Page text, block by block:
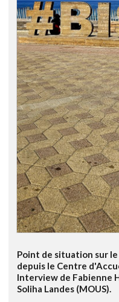
Point de situation sur
depuis le Centre
Interview de Fabienne
Soliha Landes (MOUS).